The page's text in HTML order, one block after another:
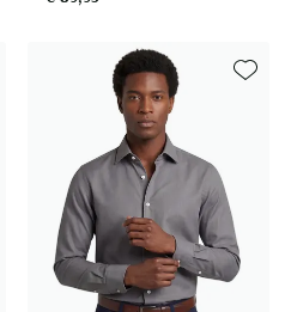
aan favorieten